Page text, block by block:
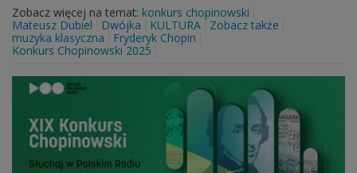
Zobacz więcej na temat: konkurs chopinowski
Mateusz Dubiel
Dwójka KULTURA
Zobacz także
muzyka klasyczna
Fryderyk Chopin
Konkurs Chopinowski 2025